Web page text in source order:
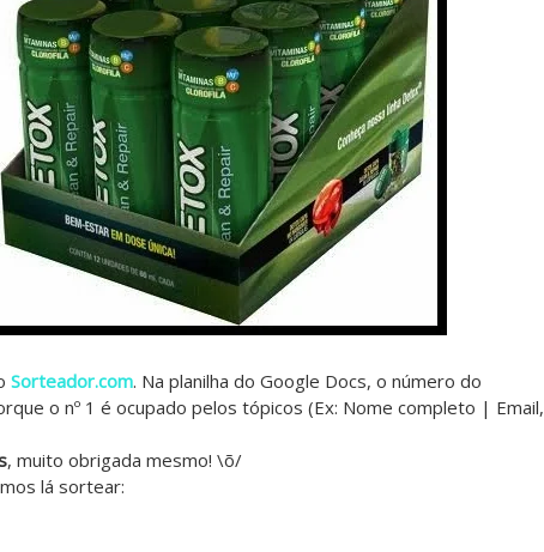
Sorteador.com. Na planilha do Google Docs, o número do
o nº 1 é ocupado pelos tópicos (Ex: Nome completo | Email,
, muito obrigada mesmo! \õ/
lá sortear: